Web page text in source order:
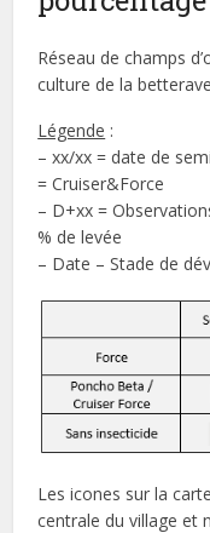
Réseau de champs
culture de la
Légende :
– xx/xx = date de
= Cruiser&Force
– D+xx =
% de levée
– Date – Stade de
Les icones sur la
centrale du village et